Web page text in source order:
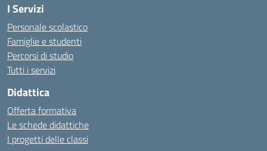
I Servizi
Personale scolastico
Famiglie e studenti
Percorsi di studio
Tutti i servizi
Didattica
Offerta formativa
Le schede didattiche
I progetti delle classi